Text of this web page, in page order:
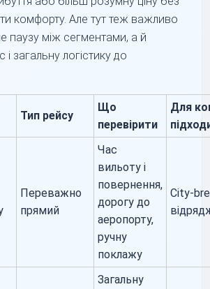
комфорту. Але тут теж важливо
паузу між сегментами, а й
загальну логістику до
Тип рейсу
Що
перевірити
Для
Переважно
прямий
Час
вильоту і
повернення,
дорогу до
аеропорту,
ручну
поклажу
City-
Загальну